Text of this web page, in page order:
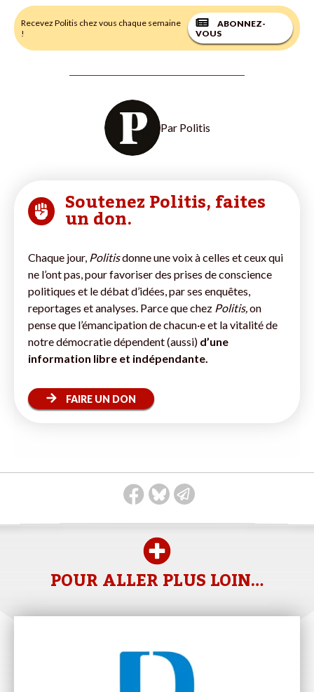
Recevez Politis chez vous chaque semaine
!
ABONNEZ-
VOUS
Par Politis
Soutenez Politis, faites
un don.
Chaque jour, Politisdonne une voix à celles et ceux qui
ne l’ont pas, pour favoriser des prises de conscience
politiques et le débat d’idées, par ses enquêtes,
reportages et analyses. Parce que chez Politis, on
pense que l’émancipation de chacun·e et la vitalité de
notre démocratie dépendent (aussi) d’une
information libre et indépendante.
FAIRE UN DON
POUR ALLER PLUS LOIN…